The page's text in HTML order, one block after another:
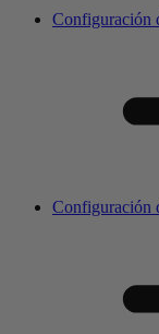
Configuración
Configuración